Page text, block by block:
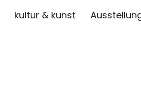
kultur & kunst